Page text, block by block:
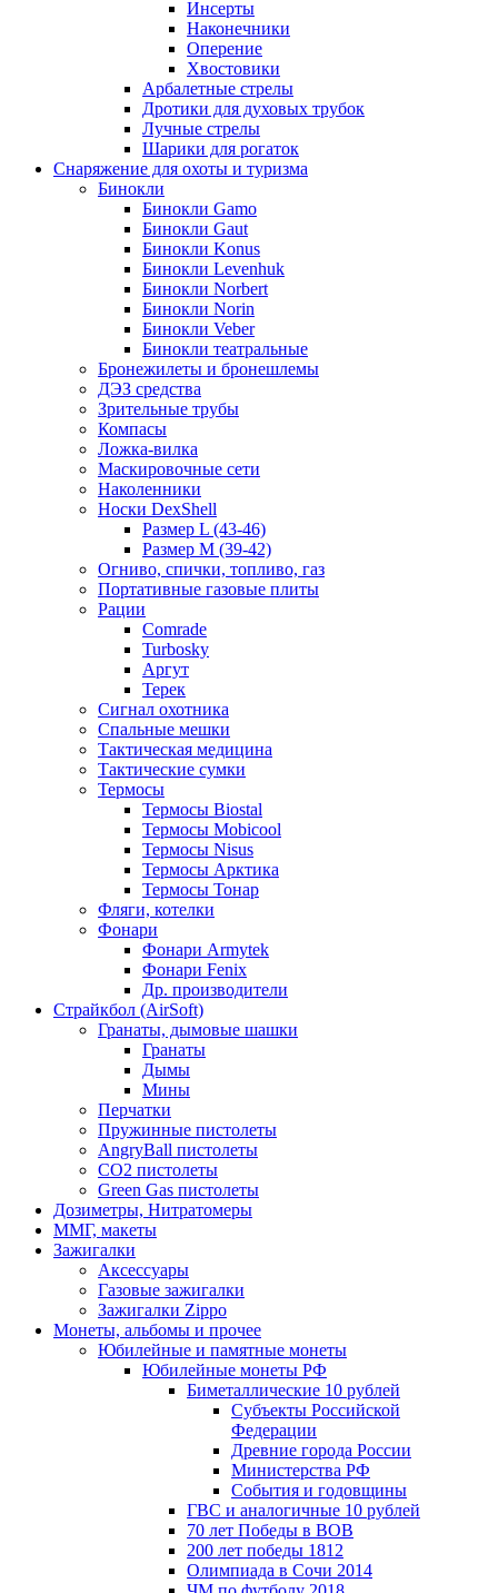
Инсерты
Наконечники
Оперение
Хвостовики
Арбалетные стрелы
Дротики для духовых трубок
Лучные стрелы
Шарики для рогаток
Снаряжение для охоты и туризма
Бинокли
Бинокли Gamo
Бинокли Gaut
Бинокли Konus
Бинокли Levenhuk
Бинокли Norbert
Бинокли Norin
Бинокли Veber
Бинокли театральные
Бронежилеты и бронешлемы
ДЭЗ средства
Зрительные трубы
Компасы
Ложка-вилка
Маскировочные сети
Наколенники
Носки DexShell
Размер L (43-46)
Размер M (39-42)
Огниво, спички, топливо, газ
Портативные газовые плиты
Рации
Comrade
Turbosky
Аргут
Терек
Сигнал охотника
Спальные мешки
Тактическая медицина
Тактические сумки
Термосы
Термосы Biostal
Термосы Mobicool
Термосы Nisus
Термосы Арктика
Термосы Тонар
Фляги, котелки
Фонари
Фонари Armytek
Фонари Fenix
Др. производители
Страйкбол (AirSoft)
Гранаты, дымовые шашки
Гранаты
Дымы
Мины
Перчатки
Пружинные пистолеты
AngryBall пистолеты
CO2 пистолеты
Green Gas пистолеты
Дозиметры, Нитратомеры
ММГ, макеты
Зажигалки
Аксессуары
Газовые зажигалки
Зажигалки Zippo
Монеты, альбомы и прочее
Юбилейные и памятные монеты
Юбилейные монеты РФ
Биметаллические 10 рублей
Субъекты Российской
Федерации
Древние города России
Министерства РФ
События и годовщины
ГВС и аналогичные 10 рублей
70 лет Победы в ВОВ
200 лет победы 1812
Олимпиада в Сочи 2014